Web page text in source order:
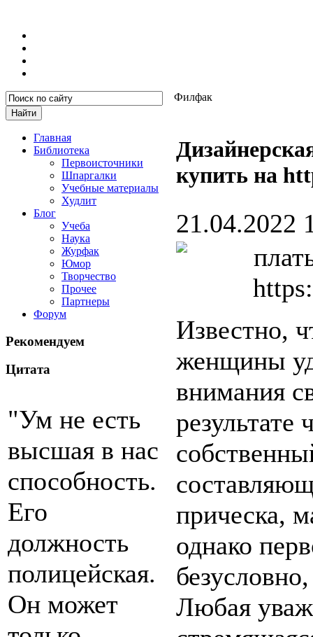
Главная
Библиотека
Первоисточники
Шпаргалки
Учебные материалы
Худлит
Блог
Учеба
Наука
Журфак
Юмор
Творчество
Прочее
Партнеры
Форум
Рекомендуем
Цитата
"Ум не есть
высшая в нас
способность.
Его
должность
полицейская.
Он может
Филфак
купить на
21.04.2022
Известно,
женщины
внимания
результате
прическа,
однако
Любая